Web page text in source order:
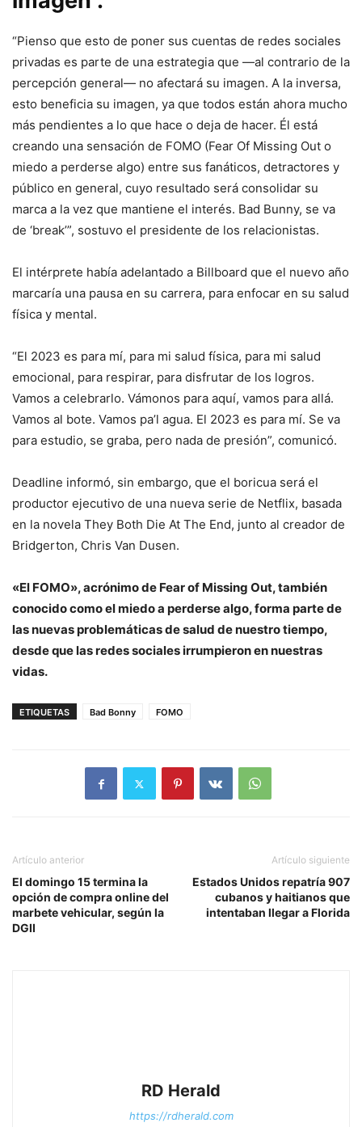
“Pienso que esto de poner sus cuentas de redes sociales
privadas es parte de una estrategia que —al contrario de la
percepción general— no afectará su imagen. A la inversa,
esto beneficia su imagen, ya que todos están ahora mucho
más pendientes a lo que hace o deja de hacer. Él está
creando una sensación de FOMO (Fear Of Missing Out o
miedo a perderse algo) entre sus fanáticos, detractores y
público en general, cuyo resultado será consolidar su
marca a la vez que mantiene el interés. Bad Bunny, se va
de ‘break’”, sostuvo el presidente de los relacionistas.
El intérprete había adelantado a Billboard que el nuevo año
marcaría una pausa en su carrera, para enfocar en su salud
física y mental.
“El 2023 es para mí, para mi salud física, para mi salud
emocional, para respirar, para disfrutar de los logros.
Vamos a celebrarlo. Vámonos para aquí, vamos para allá.
Vamos al bote. Vamos pa’l agua. El 2023 es para mí. Se va
para estudio, se graba, pero nada de presión”, comunicó.
Deadline informó, sin embargo, que el boricua será el
productor ejecutivo de una nueva serie de Netflix, basada
en la novela They Both Die At The End, junto al creador de
Bridgerton, Chris Van Dusen.
«El FOMO», acrónimo de Fear of Missing Out, también
conocido como el miedo a perderse algo, forma parte de
las nuevas problemáticas de salud de nuestro tiempo,
desde que las redes sociales irrumpieron en nuestras
vidas.
ETIQUETAS Bad Bonny FOMO
Artículo anterior
El domingo 15 termina la
opción de compra online del
marbete vehicular, según la
DGII
Artículo siguiente
Estados Unidos repatría 907
cubanos y haitianos que
intentaban llegar a Florida
RD Herald
https://rdherald.com